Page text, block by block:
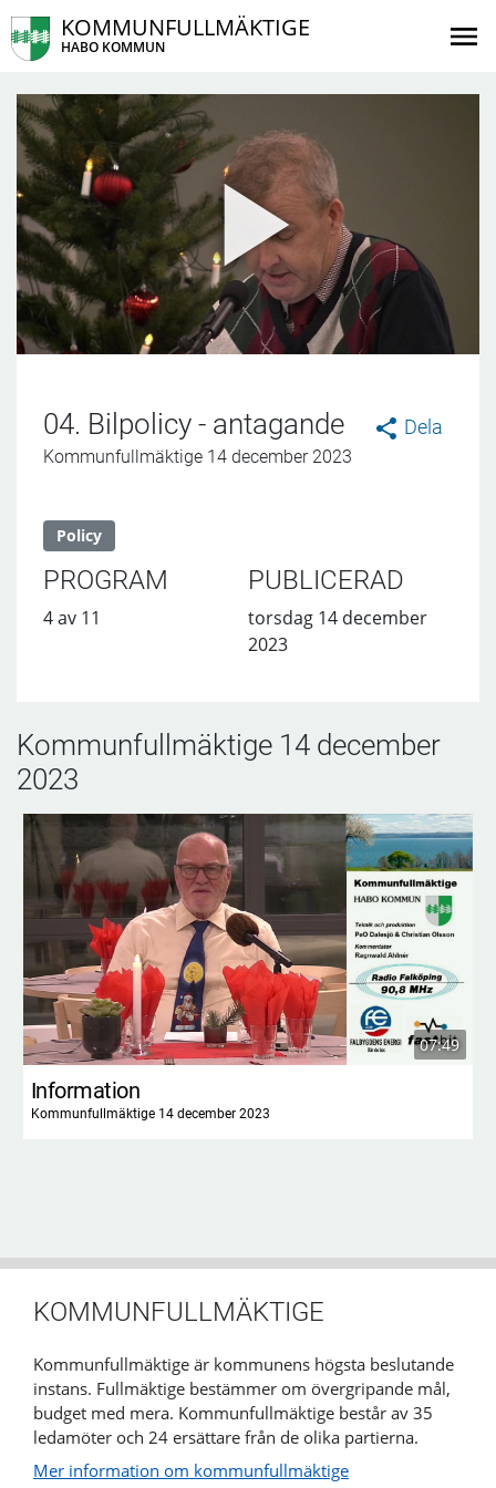
KOMMUNFULLMÄKTIGE
HABO KOMMUN
Dela
04. Bilpolicy - antagande
Kommunfullmäktige 14 december 2023
Policy
PROGRAM
4 av 11
PUBLICERAD
torsdag 14 december
2023
Kommunfullmäktige 14 december
2023
07:49
Information
Kommunfullmäktige 14 december 2023
KOMMUNFULLMÄKTIGE
Kommunfullmäktige är kommunens högsta beslutande
instans. Fullmäktige bestämmer om övergripande mål,
budget med mera. Kommunfullmäktige består av 35
ledamöter och 24 ersättare från de olika partierna.
Mer information om kommunfullmäktige